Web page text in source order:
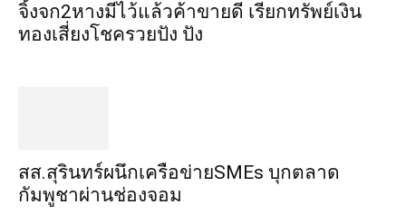
จิ้งจก​2​หาง​มีไว้แล้ว​ค้าขาย​ดี​ เรียก​ทรัพย์เงิน
ทอง​เสี่ยงโชค​รวยปัง​ ปัง​
สส.สุรินทร์ผนึกเครือข่ายSMEs บุกตลาด
กัมพูชาผ่านช่องจอม